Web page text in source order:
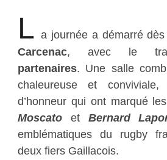
L a journée a démarré dès
Carcenac, avec le
partenaires. Une salle
chaleureuse et
d’honneur qui ont marqué
Moscatoet Bernard
emblématiques du rugby
deux fiers Gaillacois.